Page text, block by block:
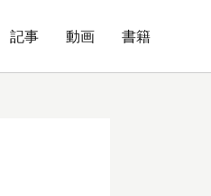
記事 動画 書籍